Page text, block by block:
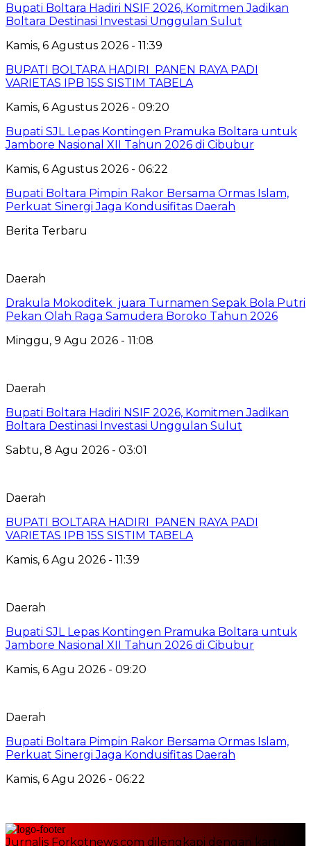
Bupati Boltara Hadiri NSIF 2026, Komitmen Jadikan
Boltara Destinasi Investasi Unggulan Sulut
Kamis, 6 Agustus 2026 - 11:39
BUPATI BOLTARA HADIRI PANEN RAYA PADI
VARIETAS IPB 15S SISTIM TABELA
Kamis, 6 Agustus 2026 - 09:20
Bupati SJL Lepas Kontingen Pramuka Boltara untuk
Jambore Nasional XII Tahun 2026 di Cibubur
Kamis, 6 Agustus 2026 - 06:22
Bupati Boltara Pimpin Rakor Bersama Ormas Islam,
Perkuat Sinergi Jaga Kondusifitas Daerah
Berita Terbaru
Daerah
Drakula Mokoditek juara Turnamen Sepak Bola Putri
Pekan Olah Raga Samudera Boroko Tahun 2026
Minggu, 9 Agu 2026 - 11:08
Daerah
Bupati Boltara Hadiri NSIF 2026, Komitmen Jadikan
Boltara Destinasi Investasi Unggulan Sulut
Sabtu, 8 Agu 2026 - 03:01
Daerah
BUPATI BOLTARA HADIRI PANEN RAYA PADI
VARIETAS IPB 15S SISTIM TABELA
Kamis, 6 Agu 2026 - 11:39
Daerah
Bupati SJL Lepas Kontingen Pramuka Boltara untuk
Jambore Nasional XII Tahun 2026 di Cibubur
Kamis, 6 Agu 2026 - 09:20
Daerah
Bupati Boltara Pimpin Rakor Bersama Ormas Islam,
Perkuat Sinergi Jaga Kondusifitas Daerah
Kamis, 6 Agu 2026 - 06:22
Jurnalis Forkotnews.com dilengkapi dengan kartu